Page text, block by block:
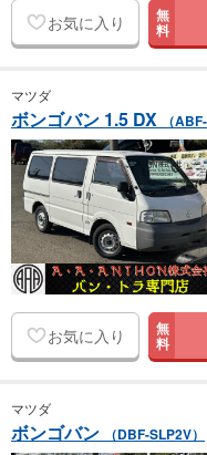
お気に入り 無
料
マツダ
ボンゴバン 1.5 DX （
お気に入り 無
料
マツダ
ボンゴバン （DBF-SLP2V）